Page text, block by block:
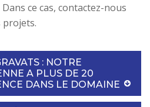
ce cas, contactez-nous
projets.
: NOTRE
A PLUS DE 20
DANS LE DOMAINE